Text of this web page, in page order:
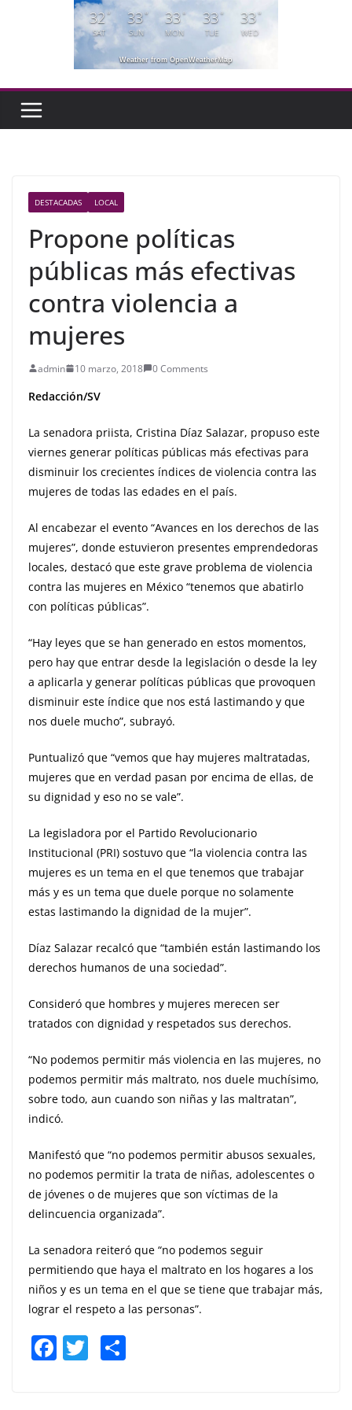
32°
SAT
33°
SUN
33°
MON
33°
TUE
33°
WED
Weather from OpenWeatherMap
DESTACADAS LOCAL
Propone políticas
públicas más efectivas
contra violencia a
mujeres
admin 10 marzo, 2018 0 Comments
Redacción/SV
La senadora priista, Cristina Díaz Salazar, propuso este
viernes generar políticas públicas más efectivas para
disminuir los crecientes índices de violencia contra las
mujeres de todas las edades en el país.
Al encabezar el evento “Avances en los derechos de las
mujeres”, donde estuvieron presentes emprendedoras
locales, destacó que este grave problema de violencia
contra las mujeres en México “tenemos que abatirlo
con políticas públicas”.
“Hay leyes que se han generado en estos momentos,
pero hay que entrar desde la legislación o desde la ley
a aplicarla y generar políticas públicas que provoquen
disminuir este índice que nos está lastimando y que
nos duele mucho”, subrayó.
Puntualizó que “vemos que hay mujeres maltratadas,
mujeres que en verdad pasan por encima de ellas, de
su dignidad y eso no se vale”.
La legisladora por el Partido Revolucionario
Institucional (PRI) sostuvo que “la violencia contra las
mujeres es un tema en el que tenemos que trabajar
más y es un tema que duele porque no solamente
estas lastimando la dignidad de la mujer”.
Díaz Salazar recalcó que “también están lastimando los
derechos humanos de una sociedad”.
Consideró que hombres y mujeres merecen ser
tratados con dignidad y respetados sus derechos.
“No podemos permitir más violencia en las mujeres, no
podemos permitir más maltrato, nos duele muchísimo,
sobre todo, aun cuando son niñas y las maltratan”,
indicó.
Manifestó que “no podemos permitir abusos sexuales,
no podemos permitir la trata de niñas, adolescentes o
de jóvenes o de mujeres que son víctimas de la
delincuencia organizada”.
La senadora reiteró que “no podemos seguir
permitiendo que haya el maltrato en los hogares a los
niños y es un tema en el que se tiene que trabajar más,
lograr el respeto a las personas”.
F T